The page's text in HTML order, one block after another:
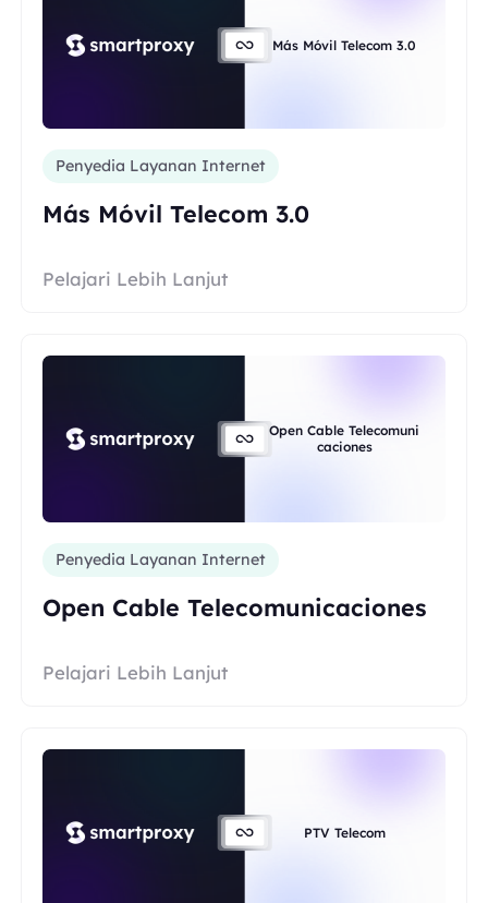
Más Móvil Telecom 3.0
Penyedia Layanan Internet
Más Móvil Telecom 3.0
Pelajari Lebih Lanjut
Open Cable Telecomuni
caciones
Penyedia Layanan Internet
Open Cable Telecomunicaciones
Pelajari Lebih Lanjut
PTV Telecom